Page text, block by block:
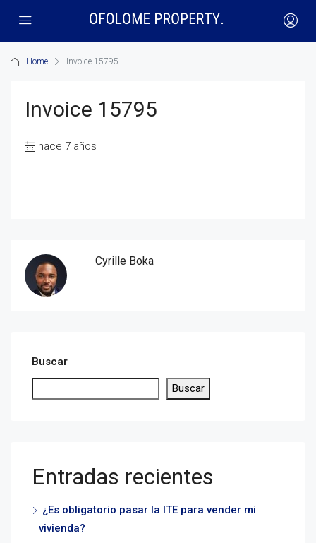
Home Invoice 15795
Invoice 15795
hace 7 años
Cyrille Boka
Buscar
Buscar
Entradas recientes
¿Es obligatorio pasar la ITE para vender mi
vivienda?